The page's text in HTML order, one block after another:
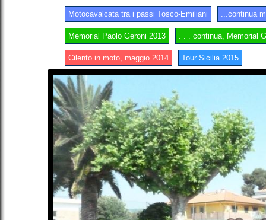
Motocavalcata tra i passi Tosco-Emiliani ...continua
Memorial Paolo Geroni 2013 . . . continua, Memorial
Cilento in moto, maggio 2014 Tour Sicilia 2015